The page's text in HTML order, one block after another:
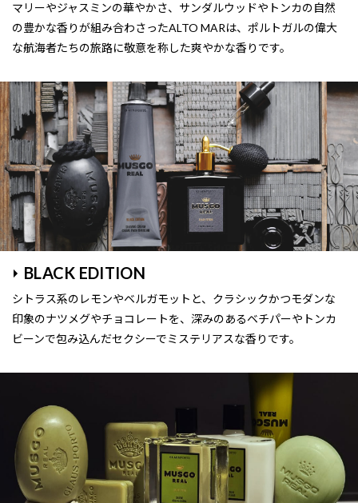
マリーやジャスミンの華やかさ、サンダルウッドやトンカの自然
の豊かな香りが組み合わさったALTO MARは、ポルトガルの偉大
な航海者たちの旅路に敬意を称した爽やかな香りです。
BLACK EDITION
シトラス系のレモンやベルガモットと、クラシックかつモダンな
印象のナツメグやチョコレートを、深みのあるベチパーやトンカ
ビーンで包み込んだセクシーでミステリアスな香りです。